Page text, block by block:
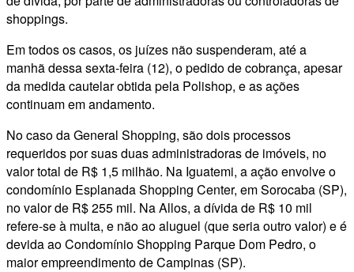
shoppings.
Em todos os casos, os juízes não suspenderam, até a
manhã dessa sexta-feira (12), o pedido de cobrança, apesar
da medida cautelar obtida pela Polishop, e as ações
continuam em andamento.
No caso da General Shopping, são dois processos
requeridos por suas duas administradoras de imóveis, no
valor total de R$ 1,5 milhão. Na Iguatemi, a ação envolve o
condomínio Esplanada Shopping Center, em Sorocaba (SP),
no valor de R$ 255 mil. Na Allos, a dívida de R$ 10 mil
refere-se à multa, e não ao aluguel (que seria outro valor) e é
devida ao Condomínio Shopping Parque Dom Pedro, o
maior empreendimento de Campinas (SP).